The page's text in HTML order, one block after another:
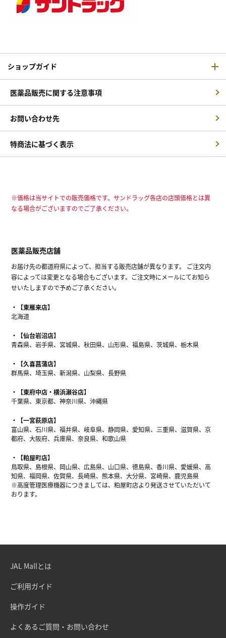
ショップガイド
医薬品販売に関する注意事項
お問い合わせ先
特商法に基づく表示
※価格は当サイトでの販売価格です。サンドラッグ各店の店頭価格とは異
なる場合がございますのでご了承ください。
医薬品販売店舗
お届け先の都道府県によって、担当する販売店舗が異なります。 ご注文内
容によっては変更となる場合もございます。ご注文時にメールにてお知ら
せいたしますので予めご了承ください。
【東雁来店】
北海道
【仙台岩沼店】
青森県、岩手県、宮城県、秋田県、山形県、福島県、茨城県、栃木県
【久喜菖蒲店】
群馬県、埼玉県、新潟県、山梨県、長野県
【東府中店・横浜瀬谷店】
千葉県、東京都、神奈川県、沖縄県
【一宮萩原店】
富山県、石川県、福井県、岐阜県、静岡県、愛知県、三重県、滋賀県、京
都府、大阪府、兵庫県、奈良県、和歌山県
【粕屋町店】
鳥取県、島根県、岡山県、広島県、山口県、徳島県、香川県、愛媛県、高
知県、福岡県、佐賀県、長崎県、熊本県、大分県、宮崎県、鹿児島県
※高度管理医療機器につきましては、粕屋町店より発送させていただいて
おります。
JAL Mallとは
ご利用ガイド
操作ガイド
よくあるご質問・お問い合わせ